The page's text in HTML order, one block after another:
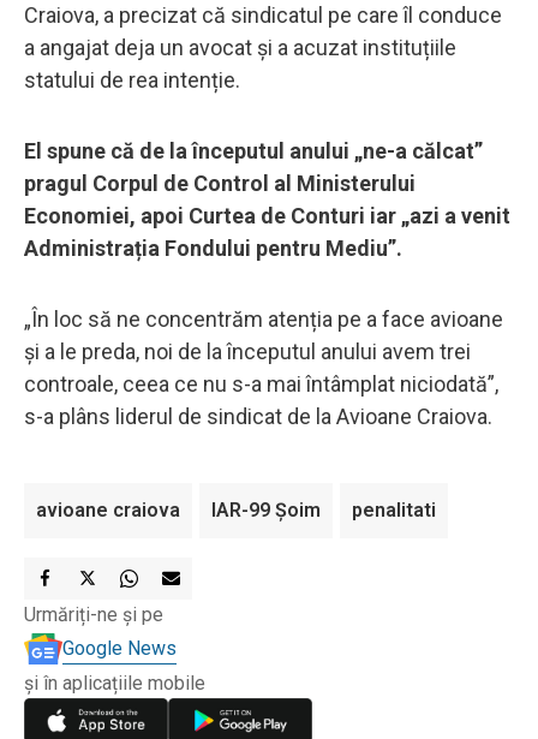
Craiova, a precizat că sindicatul pe care îl conduce
a angajat deja un avocat și a acuzat instituțiile
statului de rea intenție.
El spune că de la începutul anului „ne-a călcat”
pragul Corpul de Control al Ministerului
Economiei, apoi Curtea de Conturi iar „azi a venit
Administrația Fondului pentru Mediu”.
„În loc să ne concentrăm atenția pe a face avioane
și a le preda, noi de la începutul anului avem trei
controale, ceea ce nu s-a mai întâmplat niciodată”,
s-a plâns liderul de sindicat de la Avioane Craiova.
avioane craiova IAR-99 Şoim penalitati
Urmăriți-ne și pe
Google News
și în aplicațiile mobile